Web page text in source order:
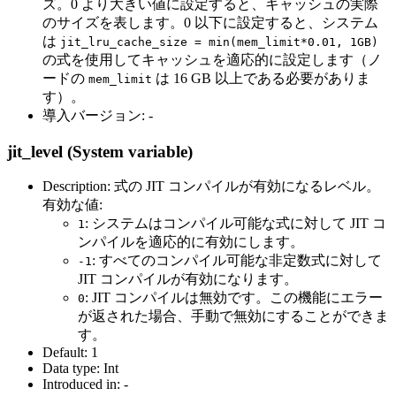
ズ。0 より大きい値に設定すると、キャッシュの実際
のサイズを表します。0 以下に設定すると、システム
は jit_lru_cache_size = min(mem_limit*0.01, 1GB)
の式を使用してキャッシュを適応的に設定します（ノ
ードの mem_limit は 16 GB 以上である必要がありま
す）。
導入バージョン: -
jit_level (System variable)
Description: 式の JIT コンパイルが有効になるレベル。
有効な値:
1: システムはコンパイル可能な式に対して JIT コ
ンパイルを適応的に有効にします。
-1: すべてのコンパイル可能な非定数式に対して
JIT コンパイルが有効になります。
0: JIT コンパイルは無効です。この機能にエラー
が返された場合、手動で無効にすることができま
す。
Default: 1
Data type: Int
Introduced in: -